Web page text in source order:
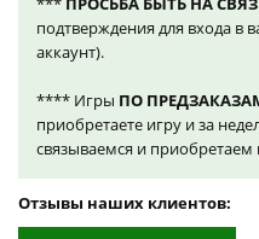
подтверждения для входа в
аккаунт).
**** Игры ПО
приобретаете игру и за
связываемся и приобретаем
Отзывы наших клиентов: